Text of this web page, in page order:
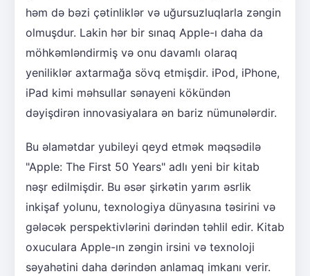
həm də bəzi çətinliklər və uğursuzluqlarla zəngin
olmuşdur. Lakin hər bir sınaq Apple-ı daha da
möhkəmləndirmiş və onu davamlı olaraq
yeniliklər axtarmağa sövq etmişdir. iPod, iPhone,
iPad kimi məhsullar sənayeni kökündən
dəyişdirən innovasiyalara ən bariz nümunələrdir.
Bu əlamətdar yubileyi qeyd etmək məqsədilə
"Apple: The First 50 Years" adlı yeni bir kitab
nəşr edilmişdir. Bu əsər şirkətin yarım əsrlik
inkişaf yolunu, texnologiya dünyasına təsirini və
gələcək perspektivlərini dərindən təhlil edir. Kitab
oxuculara Apple-ın zəngin irsini və texnoloji
səyahətini daha dərindən anlamaq imkanı verir.